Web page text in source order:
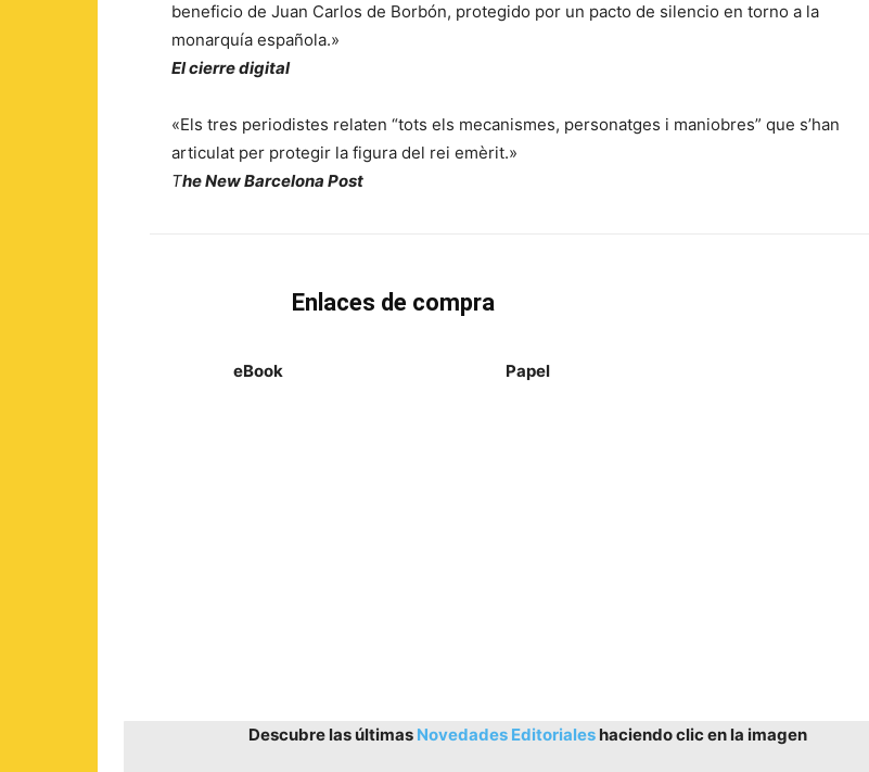
beneficio de Juan Carlos de Borbón, protegido por un pacto de silencio en torno a la
monarquía española.»
El cierre digital
«Els tres periodistes relaten “tots els mecanismes, personatges i maniobres” que s’han
articulat per protegir la figura del rei emèrit.»
The New Barcelona Post
Enlaces de compra
eBook Papel
Descubre las últimas Novedades Editorialeshaciendo clic en la imagen